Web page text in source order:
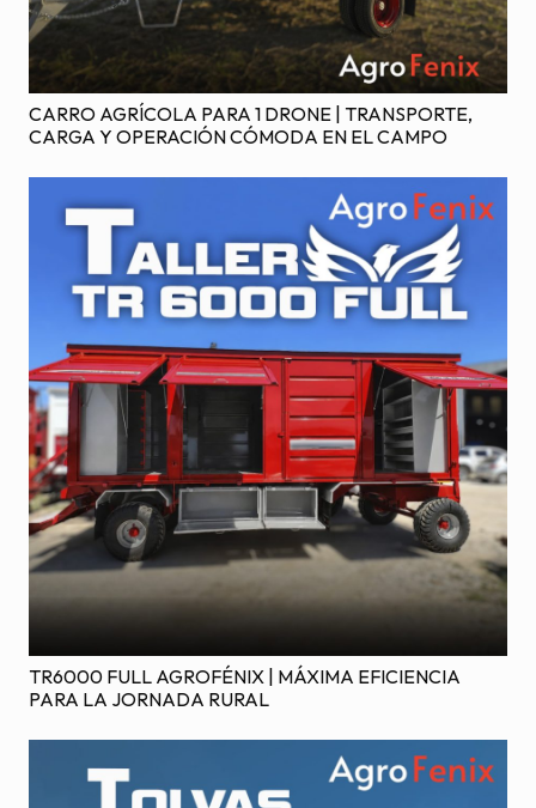
CARRO AGRÍCOLA PARA 1 DRONE | TRANSPORTE,
CARGA Y OPERACIÓN CÓMODA EN EL CAMPO
TR6000 FULL AGROFÉNIX | MÁXIMA EFICIENCIA
PARA LA JORNADA RURAL